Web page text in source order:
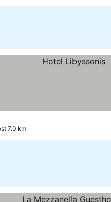
7.0 km